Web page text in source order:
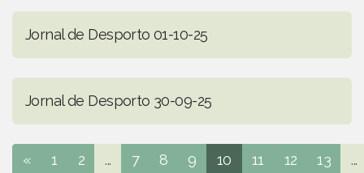
Jornal de Desporto 01-10-25
Jornal de Desporto 30-09-25
« 1 2 ... 7 8 9 10 11 12 13 ...